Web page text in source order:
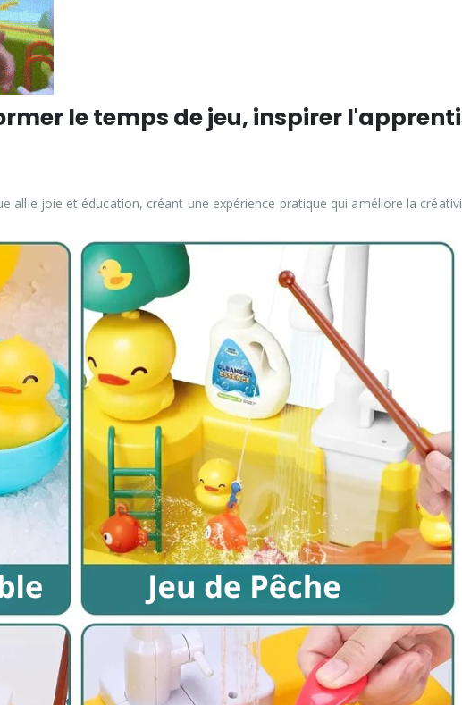
le temps de jeu, inspirer
allie joie et éducation, créant une expérience pratique qui améliore la